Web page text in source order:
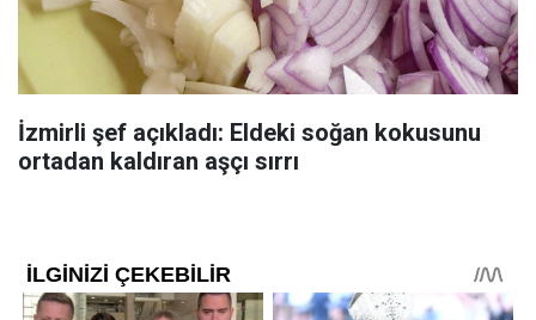
İzmirli şef açıkladı: Eldeki soğan kokusunu
ortadan kaldıran aşçı sırrı